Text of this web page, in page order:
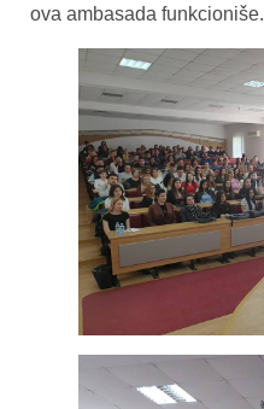
ova ambasada funkcioniše.